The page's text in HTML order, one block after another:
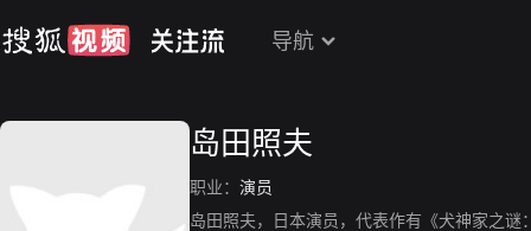
导航
岛田照夫
职业： 演员
岛田照夫，日本演员，代表作有《犬神家之谜